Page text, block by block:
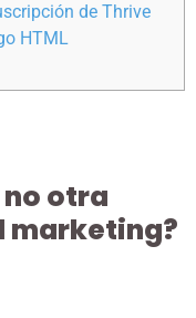
de Thrive
HTML
otra
marketing?